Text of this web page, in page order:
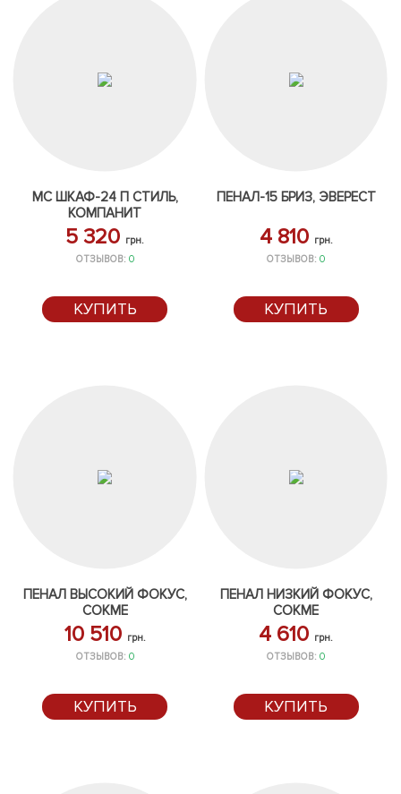
МС ШКАФ-24 П СТИЛЬ,
КОМПАНИТ
5 320 грн.
ОТЗЫВОВ: 0
КУПИТЬ
ПЕНАЛ-15 БРИЗ, ЭВЕРЕСТ
4 810 грн.
ОТЗЫВОВ:0
КУПИТЬ
ПЕНАЛ ВЫСОКИЙ ФОКУС,
СОКМЕ
10 510 грн.
ОТЗЫВОВ: 0
КУПИТЬ
ПЕНАЛ НИЗКИЙ ФОКУС,
СОКМЕ
4 610 грн.
ОТЗЫВОВ:0
КУПИТЬ